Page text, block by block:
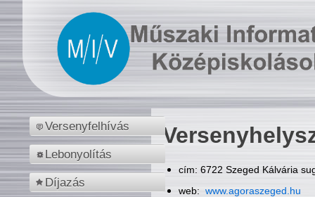
Versenyfelhívás
Lebonyolítás
Díjazás
cím: 6722 Szeged Kálvária
web: www.agoraszeged.hu